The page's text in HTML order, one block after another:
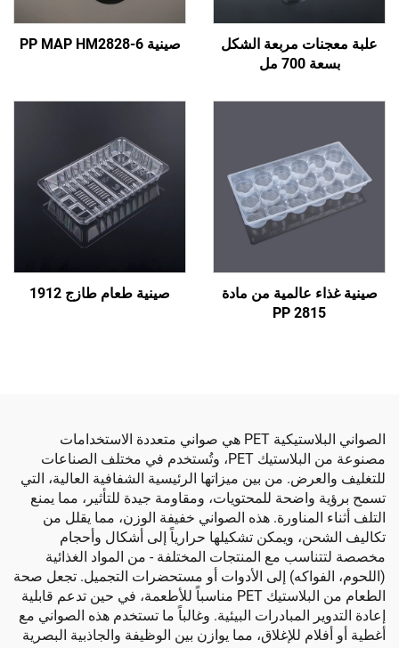
مربعة الشكل
صينية PP MAP HM2828-6
عالمية من مادة
صينية طعام طازج 1912
الصواني البلاستيكية PET هي صواني متعددة الاستخدامات
مصنوعة من البلاستيك PET، وتُستخدم في مختلف الصناعات
من بين ميزاتها الرئيسية الشفافية العالية، التي
للمحتويات، ومقاومة جيدة للتأثير، مما يمنع
المناورة. هذه الصواني خفيفة الوزن، مما يقلل من
ويمكن تشكيلها حرارياً إلى أشكال وأحجام
مع المنتجات المختلفة - من المواد الغذائية
إلى الأدوات أو مستحضرات التجميل. تجعل صحة
الطعام من البلاستيك PET مناسباً للأطعمة، في حين تدعم قابلية
المبادرات البيئية. وغالباً ما تستخدم هذه الصواني مع
للإغلاق، مما يوازن بين الوظيفة والجاذبية البصرية